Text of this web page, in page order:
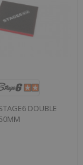
DOUBLE